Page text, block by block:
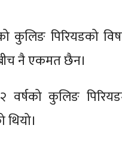
कुलिङ पिरियडको
नै एकमत छैन।
कुलिङ
थियो।